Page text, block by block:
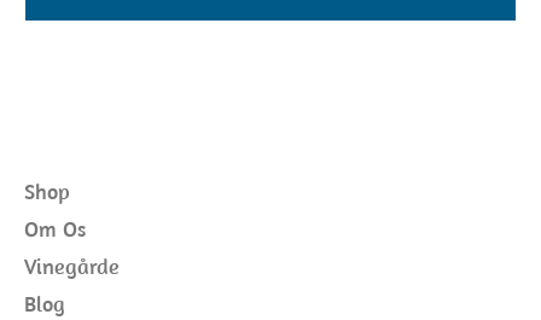
Shop
Om Os
Vinegårde
Blog